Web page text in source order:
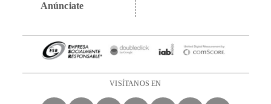
Anúnciate
VISÍTANOS EN